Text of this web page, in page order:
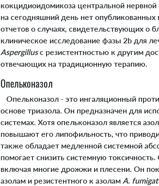
кокцидиоидомикоза центральной
на сегодняшний день нет
отчетов о случаях, свидетельствующих о
клиническое исследование фазы 2b для
Aspergillusс резистентностью к другим
отвечающих на традиционную терапию.
Опельконазол
Опельконазол - это ингаляционный
основе триазола. Он предназначен для
системах. Хотя опельконазол является
повышают его липофильность, что
также обладает медленной системной
помогает снизить системную
включая многие дрожжи и плесени. Он
азолам и резистентного к азолам A.